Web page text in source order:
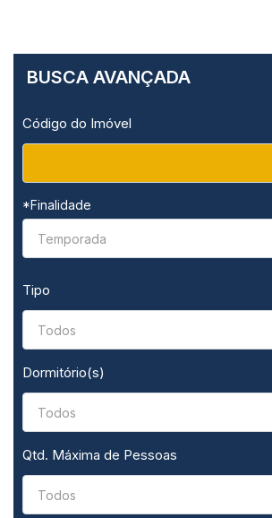
BUSCA AVANÇADA
Código do Imóvel
*Finalidade
Tipo
Dormitório(s)
Qtd. Máxima de Pessoas